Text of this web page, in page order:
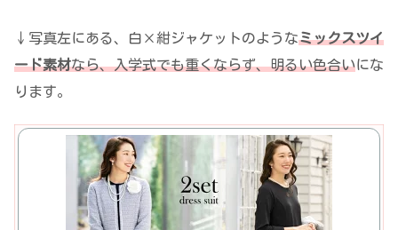
↓写真左にある、白×紺ジャケットのようなミックスツイ
ード素材なら、入学式でも重くならず、明るい色合いにな
ります。